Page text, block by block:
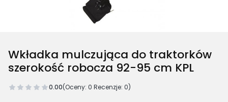
Wkładka mulczująca do traktorków
szerokość robocza 92-95 cm KPL
0.00(Oceny: 0 Recenzje: 0)